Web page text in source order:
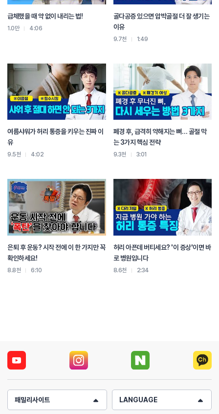
급체했을 때 약 없이 내리는 법!
1.0만 4:06
골다공증 있으면 압박골절 더 잘 생기는
이유
9.7천 1:49
여름샤워가 허리 통증을 키우는 진짜 이
유
9.5천 4:02
폐경 후, 급격히 약해지는 뼈… 골절 막
는 3가지 핵심 전략
9.3천 3:01
은퇴 후 운동? 시작 전에 이 한 가지만 꼭
확인하세요!
8.8천 6:10
허리 아픈데 버티세요? '이 증상'이면 바
로 병원입니다
8.6천 2:34
패밀리사이트 LANGUAGE